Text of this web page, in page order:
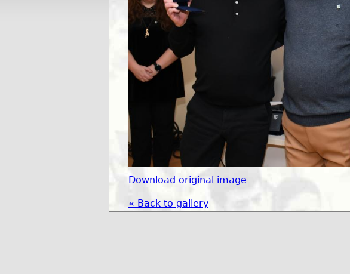
Download original image
« Back to gallery